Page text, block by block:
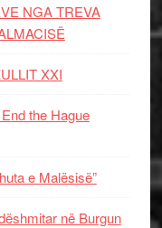
NGA TREVA
XXI
the Hague
e Malësisë”
në Burgun